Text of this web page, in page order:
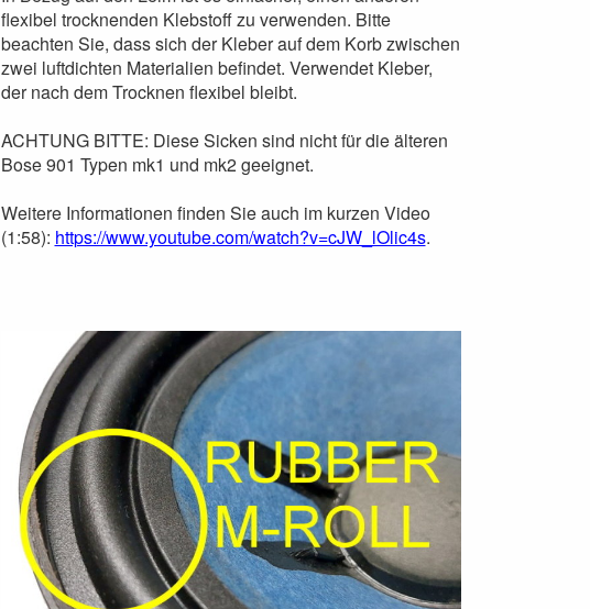
flexibel trocknenden Klebstoff zu verwenden. Bitte
beachten Sie, dass sich der Kleber auf dem Korb zwischen
zwei luftdichten Materialien befindet. Verwendet Kleber,
der nach dem Trocknen flexibel bleibt.
ACHTUNG BITTE: Diese Sicken sind nicht für die älteren
Bose 901 Typen mk1 und mk2 geeignet.
Weitere Informationen finden Sie auch im kurzen Video
(1:58): https://www.youtube.com/watch?v=cJW_lOlic4s.